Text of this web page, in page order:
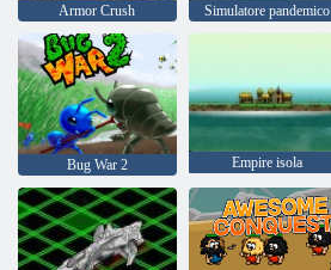
Armor Crush Simulatore pandemico
Bug War 2 Empire isola